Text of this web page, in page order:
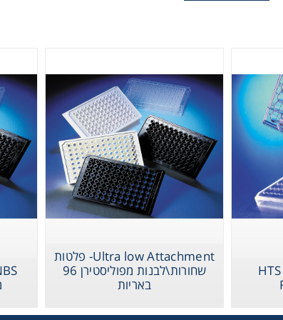
Ultra low Attachment- פלטות
שחורות\לבנות מפוליסטירן 96
באריות